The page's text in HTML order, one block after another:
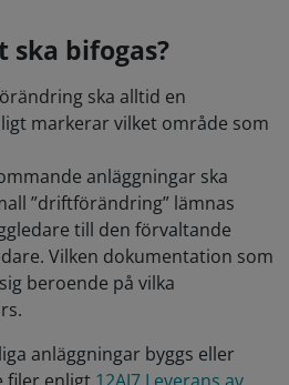
bifogas?
ska alltid en
markerar vilket område som
anläggningar ska
”driftförändring” lämnas
till den förvaltande
Vilken dokumentation som
beroende på vilka
anläggningar byggs eller